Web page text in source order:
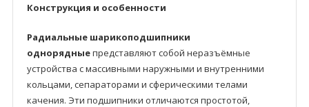
Конструкция и особенности
Радиальные шарикоподшипники
однорядныепредставляют собой неразъёмные
устройства с массивными наружными и внутренними
кольцами, сепараторами и сферическими телами
качения. Эти подшипники отличаются простотой,